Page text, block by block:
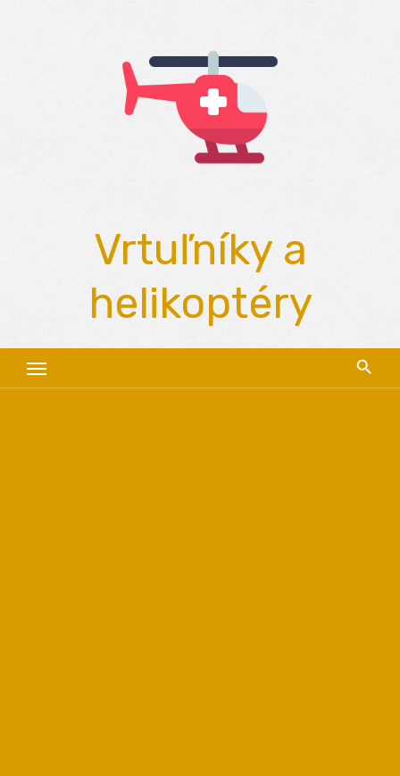
Vrtuľníky a
helikoptéry